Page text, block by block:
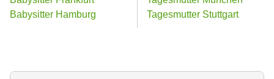
Babysitter Hamburg
Tagesmutter Stuttgart